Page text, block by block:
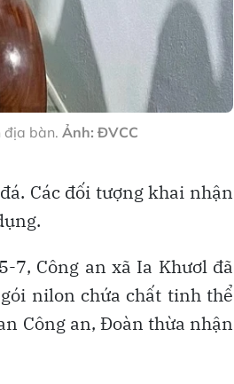
địa bàn. Ảnh: ĐVCC
Các đối tượng khai nhận
7, Công an xã Ia Khươl đã
nilon chứa chất tinh thể
Công an, Đoàn thừa nhận